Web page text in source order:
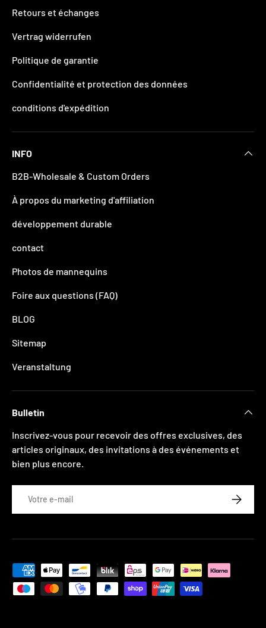
Retours et échanges
Vertrag widerrufen
Politique de garantie
Confidentialité et protection des données
conditions d'expédition
INFO
B2B-Wholesale & Custom Orders
À propos du marketing d'affiliation
développement durable
contact
Photos de mannequins
Foire aux questions (FAQ)
BLOG
Sitemap
Veranstaltung
Bulletin
Inscrivez-vous pour recevoir des offres exclusives, des
articles originaux, des invitations à des événements et
bien plus encore.
Moyens de paiement acceptés